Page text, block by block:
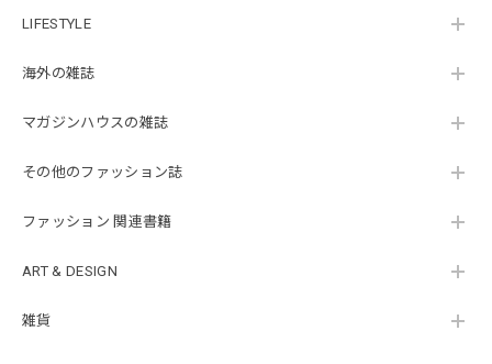
LIFESTYLE
海外の雑誌
マガジンハウスの雑誌
その他のファッション誌
ファッション 関連書籍
ART & DESIGN
雑貨